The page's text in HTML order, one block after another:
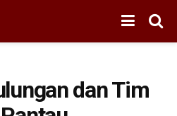
dan Tim